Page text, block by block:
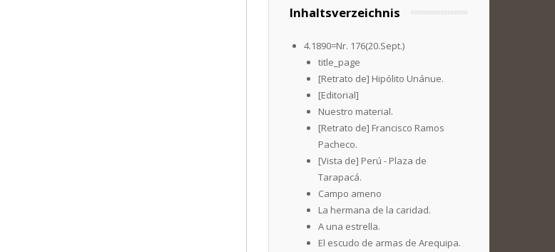
Inhaltsverzeichnis
4.1890=Nr. 176(20.Sept.)
title_page
[Retrato de] Hipólito Unánue.
[Editorial]
Nuestro material.
[Retrato de] Francisco Ramos
Pacheco.
[Vista de] Perú - Plaza de
Tarapacá.
Campo ameno
La hermana de la caridad.
A una estrella.
El escudo de armas de Arequipa.